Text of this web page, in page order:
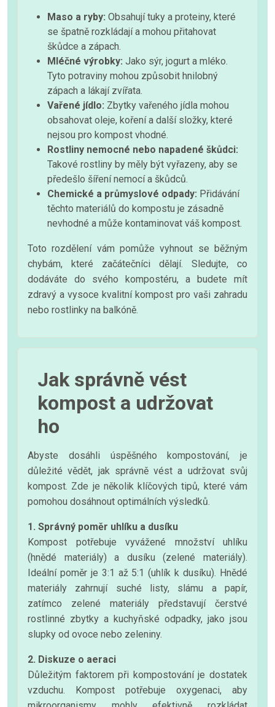
Maso a ryby: Obsahují tuky a proteiny, které
se špatně rozkládají a mohou přitahovat
škůdce a zápach.
Mléčné výrobky: Jako sýr, jogurt a mléko.
Tyto potraviny mohou způsobit hnilobný
zápach a lákají zvířata.
Vařené jídlo: Zbytky vařeného jídla mohou
obsahovat oleje, koření a další složky, které
nejsou pro kompost vhodné.
Rostliny nemocné nebo napadené škůdci:
Takové rostliny by měly být vyřazeny, aby se
předešlo šíření nemocí a škůdců.
Chemické a průmyslové odpady: Přidávání
těchto materiálů do kompostu je zásadně
nevhodné a může kontaminovat váš kompost.
Toto rozdělení vám pomůže vyhnout se běžným
chybám, které začátečníci dělají. Sledujte, co
dodáváte do svého kompostéru, a budete mít
zdravý a vysoce kvalitní kompost pro vaši zahradu
nebo rostlinky na balkóně.
Jak správně vést
kompost a udržovat
ho
Abyste dosáhli úspěšného kompostování, je
důležité vědět, jak správně vést a udržovat svůj
kompost. Zde je několik klíčových tipů, které vám
pomohou dosáhnout optimálních výsledků.
1. Správný poměr uhlíku a dusíku
Kompost potřebuje vyvážené množství uhlíku
(hnědé materiály) a dusíku (zelené materiály).
Ideální poměr je 3:1 až 5:1 (uhlík k dusíku). Hnědé
materiály zahrnují suché listy, slámu a papír,
zatímco zelené materiály představují čerstvé
rostlinné zbytky a kuchyňské odpadky, jako jsou
slupky od ovoce nebo zeleniny.
2. Diskuze o aeraci
Důležitým faktorem při kompostování je dostatek
vzduchu. Kompost potřebuje oxygenaci, aby